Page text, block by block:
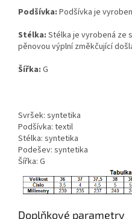
Podšívka: Podšívka je
Stélka: Stélka je vyrobená ze
pěnovou výplní změkčující
Šířka: G
Svršek: syntetika
Podšívka: textil
Stélka: syntetika
Podešev: syntetika
Šířka: G
Doplňkové parametry